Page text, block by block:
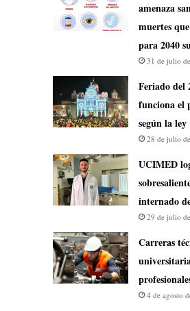
amenaza
muertes
para 2040
31 de julio
Feriado del
funciona el
según la ley
28 de julio
UCIMED
internado
29 de julio
Carreras
4 de agosto